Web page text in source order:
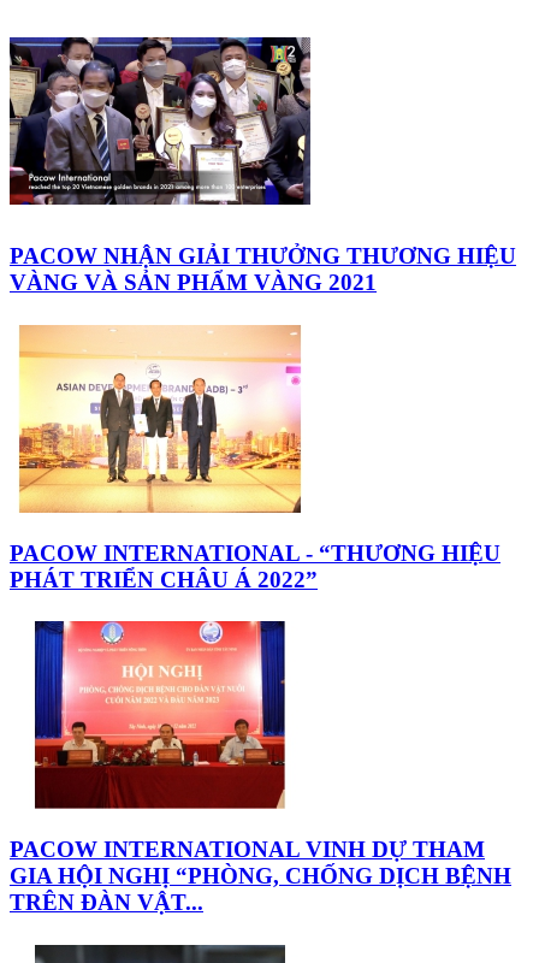
PACOW NHẬN GIẢI THƯỞNG THƯƠNG HIỆU
VÀNG VÀ SẢN PHẨM VÀNG 2021
PACOW INTERNATIONAL - “THƯƠNG HIỆU
PHÁT TRIỂN CHÂU Á 2022”
PACOW INTERNATIONAL VINH DỰ THAM
GIA HỘI NGHỊ “PHÒNG, CHỐNG DỊCH BỆNH
TRÊN ĐÀN VẬT...